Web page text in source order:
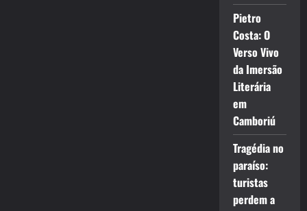
Pietro
Costa: O
Verso Vivo
da Imersão
Literária
em
Camboriú
Tragédia no
paraíso:
turistas
perdem a